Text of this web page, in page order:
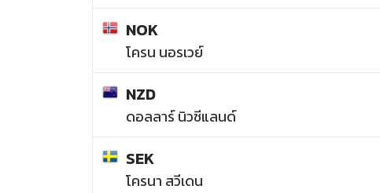
NOK
โครน นอรเวย์
NZD
ดอลลาร์ นิวซีแลนด์
SEK
โครนา สวีเดน